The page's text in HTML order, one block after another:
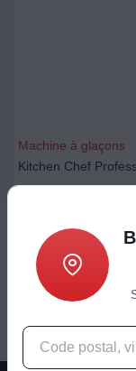
Machine à glaçons
Kitchen Chef